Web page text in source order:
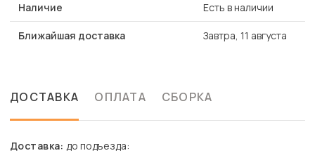
Наличие Есть в наличии
Ближайшая доставка Завтра, 11 августа
ДОСТАВКА ОПЛАТА СБОРКА
Доставка: до подъезда: